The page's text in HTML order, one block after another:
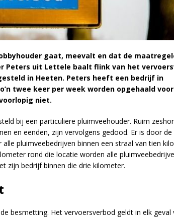
gaat, meevalt en dat de
Peters uit Lettele baalt flink van het
in Heeten. Peters heeft een bedrijf in
twee keer per week worden opgehaald
niet.
bij een particuliere pluimveehouder. Ruim
en eenden, zijn vervolgens gedood. Er is door de
pluimveebedrijven binnen een straal van tien
rond die locatie worden alle
zijn bedrijf binnen die drie kilometer.
besmetting. Het vervoersverbod geldt in elk geval